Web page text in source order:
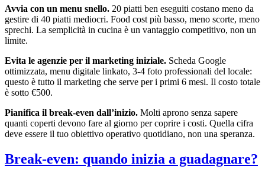
Avvia con un menu snello. 20 piatti ben eseguiti costano meno da
gestire di 40 piatti mediocri. Food cost più basso, meno scorte, meno
sprechi. La semplicità in cucina è un vantaggio competitivo, non un
limite.
Evita le agenzie per il marketing iniziale. Scheda Google
ottimizzata, menu digitale linkato, 3-4 foto professionali del locale:
questo è tutto il marketing che serve per i primi 6 mesi. Il costo totale
è sotto €500.
Pianifica il break-even dall’inizio. Molti aprono senza sapere
quanti coperti devono fare al giorno per coprire i costi. Quella cifra
deve essere il tuo obiettivo operativo quotidiano, non una speranza.
Break-even: quando inizia a guadagnare?